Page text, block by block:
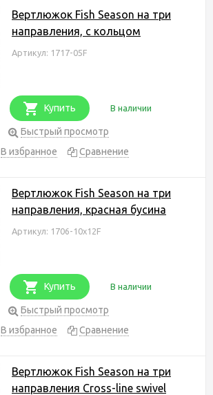
Вертлюжок Fish Season на три
направления, с кольцом
Артикул: 1717-05F
Купить В наличии
Быстрый просмотр
В избранное
Сравнение
Вертлюжок Fish Season на три
направления, красная бусина
Артикул: 1706-10х12F
Купить В наличии
Быстрый просмотр
В избранное
Сравнение
Вертлюжок Fish Season на три
направления Cross-line swivel